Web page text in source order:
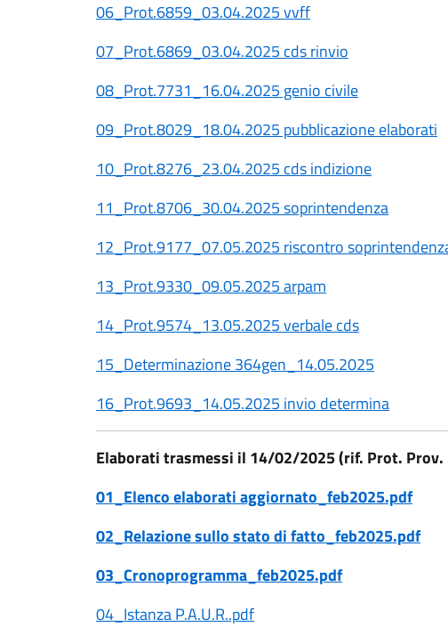
06_Prot.6859_03.04.2025 vvff
07_Prot.6869_03.04.2025 cds rinvio
08_Prot.7731_16.04.2025 genio civile
09_Prot.8029_18.04.2025 pubblicazione elaborati
10_Prot.8276_23.04.2025 cds indizione
11_Prot.8706_30.04.2025 soprintendenza
12_Prot.9177_07.05.2025 riscontro
13_Prot.9330_09.05.2025 arpam
14_Prot.9574_13.05.2025 verbale cds
15_Determinazione 364gen_14.05.2025
16_Prot.9693_14.05.2025 invio determina
Elaborati trasmessi il 14/02/2025 (rif. Prot.
01_Elenco elaborati aggiornato_feb2025.pdf
02_Relazione sullo stato di fatto_feb2025.pdf
03_Cronoprogramma_feb2025.pdf
04_Istanza P.A.U.R..pdf